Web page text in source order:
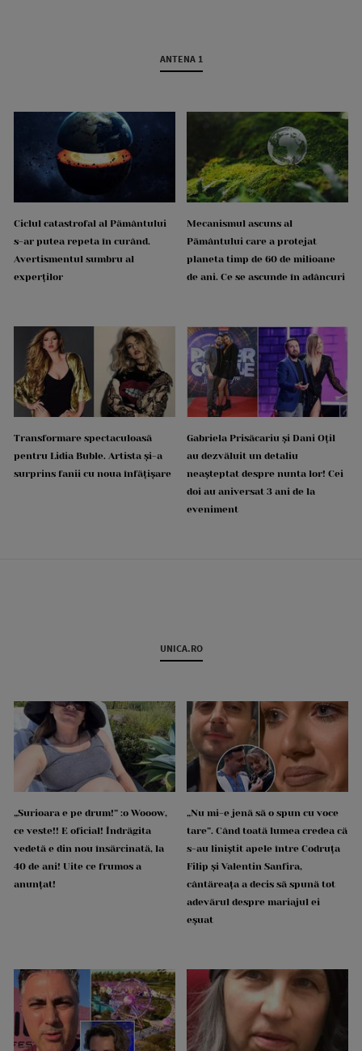
ANTENA 1
Ciclul catastrofal al Pământului
s-ar putea repeta în curând.
Avertismentul sumbru al
experților
Mecanismul ascuns al
Pământului care a protejat
planeta timp de 60 de milioane
de ani. Ce se ascunde în adâncuri
Transformare spectaculoasă
pentru Lidia Buble. Artista și-a
surprins fanii cu noua înfățișare
Gabriela Prisăcariu și Dani Oțil
au dezvăluit un detaliu
neașteptat despre nunta lor! Cei
doi au aniversat 3 ani de la
eveniment
UNICA.RO
„Surioara e pe drum!” :o Wooow,
ce veste!! E oficial! Îndrăgita
vedetă e din nou însărcinată, la
40 de ani! Uite ce frumos a
anunțat!
„Nu mi-e jenă să o spun cu voce
tare”. Când toată lumea credea că
s-au liniștit apele între Codruța
Filip și Valentin Sanfira,
cântăreața a decis să spună tot
adevărul despre mariajul ei
eșuat